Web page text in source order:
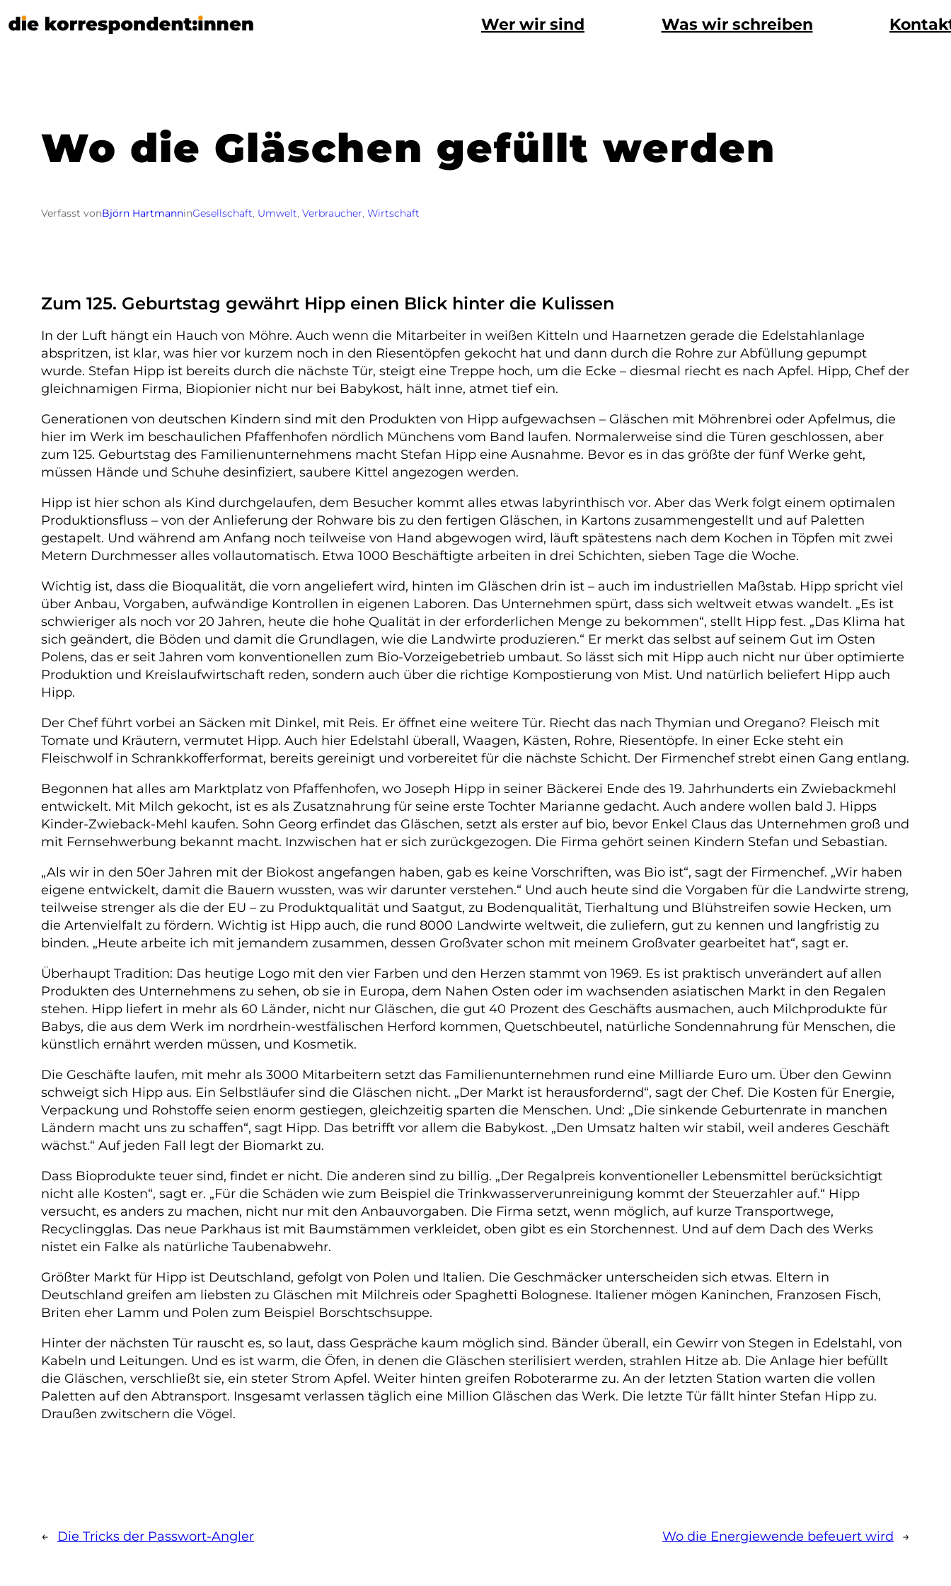
Wer wir sind Was wir schreiben
Wo die Gläschen gefüllt werden
Verfasst vonBjörn HartmanninGesellschaft, Umwelt, Verbraucher, Wirtschaft
Zum 125. Geburtstag gewährt Hipp einen Blick hinter die Kulissen
In der Luft hängt ein Hauch von Möhre. Auch wenn die Mitarbeiter in weißen Kitteln und Haarnetzen gerade die Edelstahlanlage
abspritzen, ist klar, was hier vor kurzem noch in den Riesentöpfen gekocht hat und dann durch die Rohre zur Abfüllung gepumpt
wurde. Stefan Hipp ist bereits durch die nächste Tür, steigt eine Treppe hoch, um die Ecke – diesmal riecht es nach Apfel. Hipp, Chef der
gleichnamigen Firma, Biopionier nicht nur bei Babykost, hält inne, atmet tief ein.
Generationen von deutschen Kindern sind mit den Produkten von Hipp aufgewachsen – Gläschen mit Möhrenbrei oder Apfelmus, die
hier im Werk im beschaulichen Pfaffenhofen nördlich Münchens vom Band laufen. Normalerweise sind die Türen geschlossen, aber
zum 125. Geburtstag des Familienunternehmens macht Stefan Hipp eine Ausnahme. Bevor es in das größte der fünf Werke geht,
müssen Hände und Schuhe desinfiziert, saubere Kittel angezogen werden.
Hipp ist hier schon als Kind durchgelaufen, dem Besucher kommt alles etwas labyrinthisch vor. Aber das Werk folgt einem optimalen
Produktionsfluss – von der Anlieferung der Rohware bis zu den fertigen Gläschen, in Kartons zusammengestellt und auf Paletten
gestapelt. Und während am Anfang noch teilweise von Hand abgewogen wird, läuft spätestens nach dem Kochen in Töpfen mit zwei
Metern Durchmesser alles vollautomatisch. Etwa 1000 Beschäftigte arbeiten in drei Schichten, sieben Tage die Woche.
Wichtig ist, dass die Bioqualität, die vorn angeliefert wird, hinten im Gläschen drin ist – auch im industriellen Maßstab. Hipp spricht viel
über Anbau, Vorgaben, aufwändige Kontrollen in eigenen Laboren. Das Unternehmen spürt, dass sich weltweit etwas wandelt. „Es ist
schwieriger als noch vor 20 Jahren, heute die hohe Qualität in der erforderlichen Menge zu bekommen“, stellt Hipp fest. „Das Klima hat
sich geändert, die Böden und damit die Grundlagen, wie die Landwirte produzieren.“ Er merkt das selbst auf seinem Gut im Osten
Polens, das er seit Jahren vom konventionellen zum Bio-Vorzeigebetrieb umbaut. So lässt sich mit Hipp auch nicht nur über optimierte
Produktion und Kreislaufwirtschaft reden, sondern auch über die richtige Kompostierung von Mist. Und natürlich beliefert Hipp auch
Hipp.
Der Chef führt vorbei an Säcken mit Dinkel, mit Reis. Er öffnet eine weitere Tür. Riecht das nach Thymian und Oregano? Fleisch mit
Tomate und Kräutern, vermutet Hipp. Auch hier Edelstahl überall, Waagen, Kästen, Rohre, Riesentöpfe. In einer Ecke steht ein
Fleischwolf in Schrankkofferformat, bereits gereinigt und vorbereitet für die nächste Schicht. Der Firmenchef strebt einen Gang entlang.
Begonnen hat alles am Marktplatz von Pfaffenhofen, wo Joseph Hipp in seiner Bäckerei Ende des 19. Jahrhunderts ein Zwiebackmehl
entwickelt. Mit Milch gekocht, ist es als Zusatznahrung für seine erste Tochter Marianne gedacht. Auch andere wollen bald J. Hipps
Kinder-Zwieback-Mehl kaufen. Sohn Georg erfindet das Gläschen, setzt als erster auf bio, bevor Enkel Claus das Unternehmen groß und
mit Fernsehwerbung bekannt macht. Inzwischen hat er sich zurückgezogen. Die Firma gehört seinen Kindern Stefan und Sebastian.
„Als wir in den 50er Jahren mit der Biokost angefangen haben, gab es keine Vorschriften, was Bio ist“, sagt der Firmenchef. „Wir haben
eigene entwickelt, damit die Bauern wussten, was wir darunter verstehen.“ Und auch heute sind die Vorgaben für die Landwirte streng,
teilweise strenger als die der EU – zu Produktqualität und Saatgut, zu Bodenqualität, Tierhaltung und Blühstreifen sowie Hecken, um
die Artenvielfalt zu fördern. Wichtig ist Hipp auch, die rund 8000 Landwirte weltweit, die zuliefern, gut zu kennen und langfristig zu
binden. „Heute arbeite ich mit jemandem zusammen, dessen Großvater schon mit meinem Großvater gearbeitet hat“, sagt er.
Überhaupt Tradition: Das heutige Logo mit den vier Farben und den Herzen stammt von 1969. Es ist praktisch unverändert auf allen
Produkten des Unternehmens zu sehen, ob sie in Europa, dem Nahen Osten oder im wachsenden asiatischen Markt in den Regalen
stehen. Hipp liefert in mehr als 60 Länder, nicht nur Gläschen, die gut 40 Prozent des Geschäfts ausmachen, auch Milchprodukte für
Babys, die aus dem Werk im nordrhein-westfälischen Herford kommen, Quetschbeutel, natürliche Sondennahrung für Menschen, die
künstlich ernährt werden müssen, und Kosmetik.
Die Geschäfte laufen, mit mehr als 3000 Mitarbeitern setzt das Familienunternehmen rund eine Milliarde Euro um. Über den Gewinn
schweigt sich Hipp aus. Ein Selbstläufer sind die Gläschen nicht. „Der Markt ist herausfordernd“, sagt der Chef. Die Kosten für Energie,
Verpackung und Rohstoffe seien enorm gestiegen, gleichzeitig sparten die Menschen. Und: „Die sinkende Geburtenrate in manchen
Ländern macht uns zu schaffen“, sagt Hipp. Das betrifft vor allem die Babykost. „Den Umsatz halten wir stabil, weil anderes Geschäft
wächst.“ Auf jeden Fall legt der Biomarkt zu.
Dass Bioprodukte teuer sind, findet er nicht. Die anderen sind zu billig. „Der Regalpreis konventioneller Lebensmittel berücksichtigt
nicht alle Kosten“, sagt er. „Für die Schäden wie zum Beispiel die Trinkwasserverunreinigung kommt der Steuerzahler auf.“ Hipp
versucht, es anders zu machen, nicht nur mit den Anbauvorgaben. Die Firma setzt, wenn möglich, auf kurze Transportwege,
Recyclingglas. Das neue Parkhaus ist mit Baumstämmen verkleidet, oben gibt es ein Storchennest. Und auf dem Dach des Werks
nistet ein Falke als natürliche Taubenabwehr.
Größter Markt für Hipp ist Deutschland, gefolgt von Polen und Italien. Die Geschmäcker unterscheiden sich etwas. Eltern in
Deutschland greifen am liebsten zu Gläschen mit Milchreis oder Spaghetti Bolognese. Italiener mögen Kaninchen, Franzosen Fisch,
Briten eher Lamm und Polen zum Beispiel Borschtschsuppe.
Hinter der nächsten Tür rauscht es, so laut, dass Gespräche kaum möglich sind. Bänder überall, ein Gewirr von Stegen in Edelstahl, von
Kabeln und Leitungen. Und es ist warm, die Öfen, in denen die Gläschen sterilisiert werden, strahlen Hitze ab. Die Anlage hier befüllt
die Gläschen, verschließt sie, ein steter Strom Apfel. Weiter hinten greifen Roboterarme zu. An der letzten Station warten die vollen
Paletten auf den Abtransport. Insgesamt verlassen täglich eine Million Gläschen das Werk. Die letzte Tür fällt hinter Stefan Hipp zu.
Draußen zwitschern die Vögel.
← Die Tricks der Passwort-Angler Wo die Energiewende befeuert wird →